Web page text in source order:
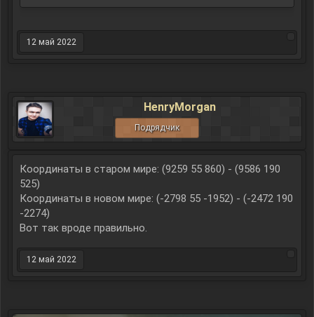
12 май 2022
HenryMorgan
Подрядчик
Координаты в старом мире: (9259 55 860) - (9586 190
525)
Координаты в новом мире: (-2798 55 -1952) - (-2472 190
-2274)
Вот так вроде правильно.
12 май 2022